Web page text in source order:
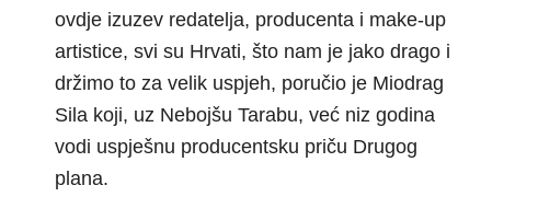
ovdje izuzev redatelja, producenta i make-up
artistice, svi su Hrvati, što nam je jako drago i
držimo to za velik uspjeh, poručio je Miodrag
Sila koji, uz Nebojšu Tarabu, već niz godina
vodi uspješnu producentsku priču Drugog
plana.